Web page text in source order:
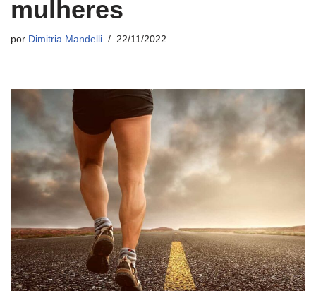
mulheres
por Dimitria Mandelli 22/11/2022